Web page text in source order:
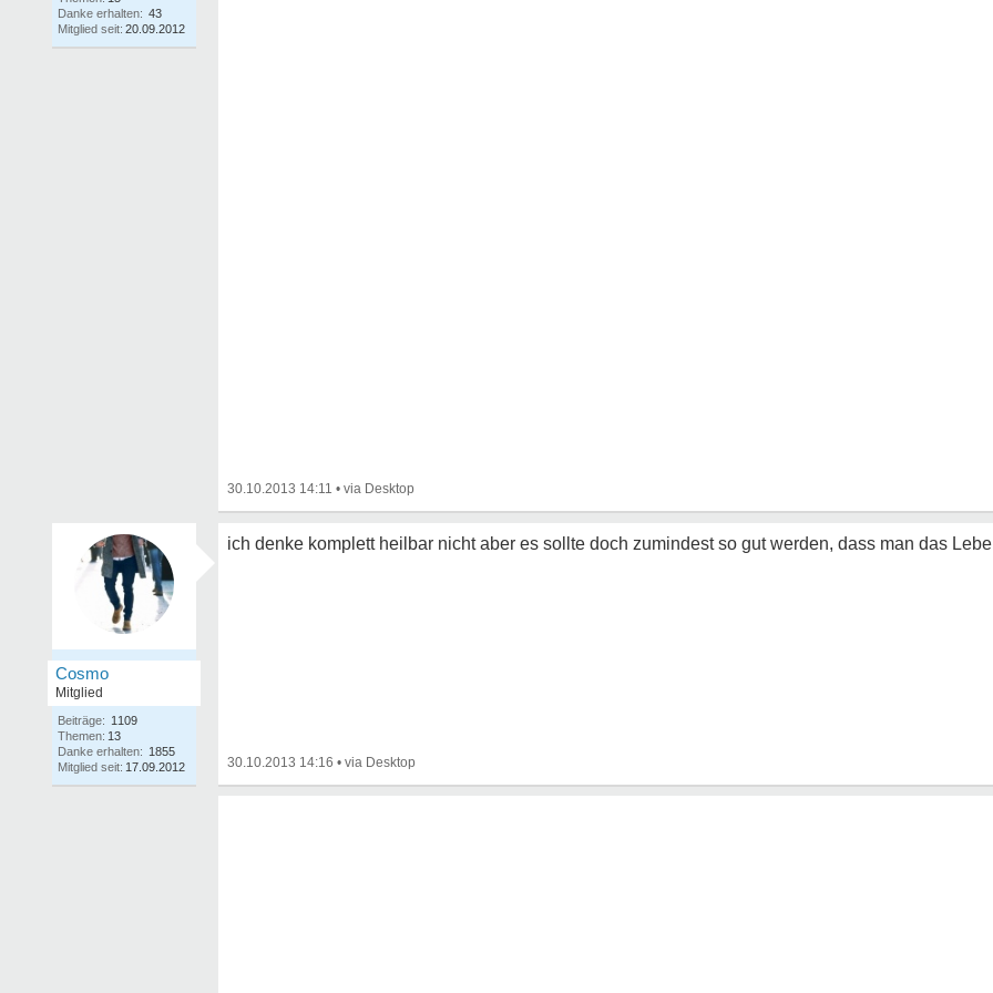
Danke erhalten: 43
Mitglied seit: 20.09.2012
30.10.2013 14:11 •
Cosmo
Mitglied
Beiträge: 1109
Themen: 13
Danke erhalten: 1855
Mitglied seit: 17.09.2012
ich denke komplett heilbar nicht aber es sollte doch zumindest so gut werden, dass man das
30.10.2013 14:16 •